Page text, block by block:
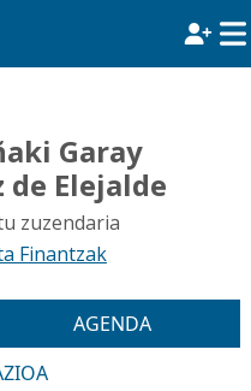
Garay
de Elejalde
zuzendaria
Finantzak
AGENDA